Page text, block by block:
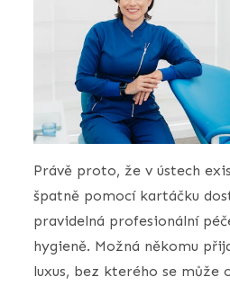
Právě proto, že v ústech
špatně pomocí kartáčku
pravidelná profesionální
hygieně. Možná někomu
luxus, bez kterého se může